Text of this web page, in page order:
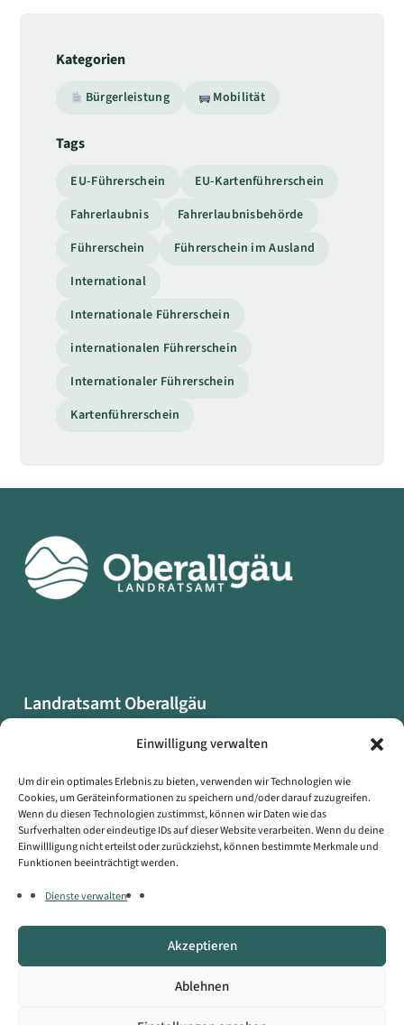
Einwilligung verwalten
Um dir ein optimales Erlebnis zu bieten, verwenden wir Technologien wie
Cookies, um Geräteinformationen zu speichern und/oder darauf zuzugreifen.
Wenn du diesen Technologien zustimmst, können wir Daten wie das
Surfverhalten oder eindeutige IDs auf dieser Website verarbeiten. Wenn du deine
Einwillligung nicht erteilst oder zurückziehst, können bestimmte Merkmale und
Funktionen beeinträchtigt werden.
Dienste verwalten
Akzeptieren
Ablehnen
Kategorien
Bürgerleistung Mobilität
Tags
EU-Führerschein
EU-Kartenführerschein
Fahrerlaubnis
Fahrerlaubnisbehörde
Führerschein
Führerschein im Ausland
International
Internationale Führerschein
internationalen Führerschein
Internationaler Führerschein
Kartenführerschein
Landratsamt Oberallgäu
87527 Sonthofen
Datenschutzerklärung
Impressum
Erklärung zur Barrierefreiheit
Copyright © Landratsamt Oberallgäu